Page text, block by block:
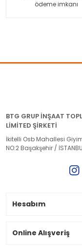
ödeme imkanı
BTG GRUP İNŞAAT
LİMİTED ŞİRKETİ
İkitelli Osb Mahallesi Giyim
NO:2 Başakşehir /
Hesabım
Online Alışveriş